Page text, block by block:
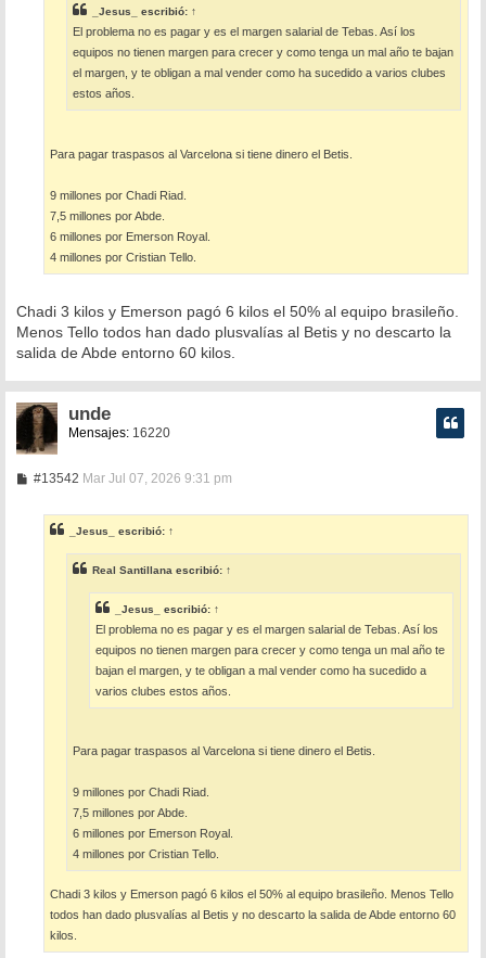
e
_Jesus_ escribió: ↑
El problema no es pagar y es el margen salarial de Tebas. Así los
equipos no tienen margen para crecer y como tenga un mal año te bajan
el margen, y te obligan a mal vender como ha sucedido a varios clubes
estos años.
Para pagar traspasos al Varcelona si tiene dinero el Betis.
9 millones por Chadi Riad.
7,5 millones por Abde.
6 millones por Emerson Royal.
4 millones por Cristian Tello.
Chadi 3 kilos y Emerson pagó 6 kilos el 50% al equipo brasileño.
Menos Tello todos han dado plusvalías al Betis y no descarto la
salida de Abde entorno 60 kilos.
unde
Mensajes:16220
#13542M
a
j
e
Mar Jul 07, 2026 9:31 pm
_Jesus_ escribió: ↑
Real Santillana escribió: ↑
_Jesus_ escribió: ↑
El problema no es pagar y es el margen salarial de Tebas. Así los
equipos no tienen margen para crecer y como tenga un mal año te
bajan el margen, y te obligan a mal vender como ha sucedido a
varios clubes estos años.
Para pagar traspasos al Varcelona si tiene dinero el Betis.
9 millones por Chadi Riad.
7,5 millones por Abde.
6 millones por Emerson Royal.
4 millones por Cristian Tello.
Chadi 3 kilos y Emerson pagó 6 kilos el 50% al equipo brasileño. Menos Tello
todos han dado plusvalías al Betis y no descarto la salida de Abde entorno 60
kilos.